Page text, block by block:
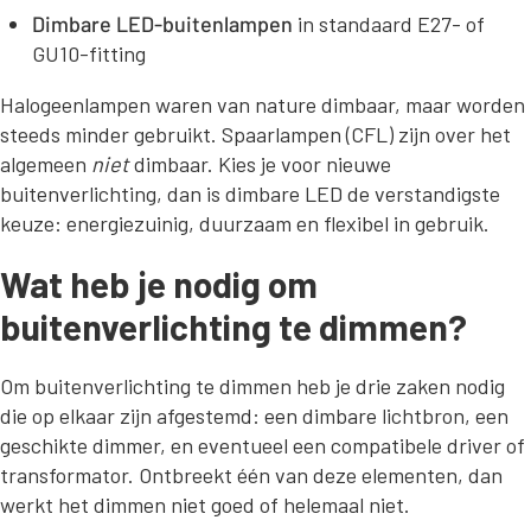
Dimbare LED-buitenlampen in standaard E27- of
GU10-fitting
Halogeenlampen waren van nature dimbaar, maar worden
steeds minder gebruikt. Spaarlampen (CFL) zijn over het
algemeen nietdimbaar. Kies je voor nieuwe
buitenverlichting, dan is dimbare LED de verstandigste
keuze: energiezuinig, duurzaam en flexibel in gebruik.
Wat heb je nodig om
buitenverlichting te dimmen?
Om buitenverlichting te dimmen heb je drie zaken nodig
die op elkaar zijn afgestemd: een dimbare lichtbron, een
geschikte dimmer, en eventueel een compatibele driver of
transformator. Ontbreekt één van deze elementen, dan
werkt het dimmen niet goed of helemaal niet.